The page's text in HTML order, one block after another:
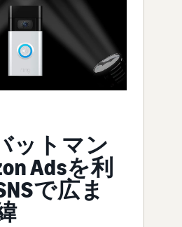
ットマン
Adsを利
で広ま